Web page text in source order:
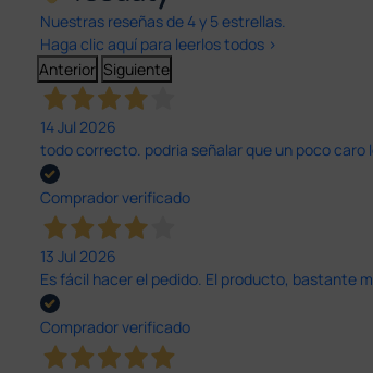
Nuestras reseñas de 4 y 5 estrellas.
Haga clic aquí para leerlos todos >
Anterior Siguiente
14 Jul 2026
todo correcto. podria señalar que un poco caro
Comprador verificado
13 Jul 2026
Es fácil hacer el pedido. El producto, bastante
Comprador verificado